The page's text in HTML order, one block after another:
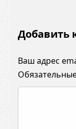
Добавить
Ваш адрес